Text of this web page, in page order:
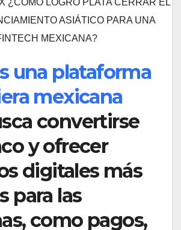
¿CÓMO LOGRÓ PLATA CERRAR EL
ASIÁTICO PARA UNA
MEXICANA?
una plataforma
mexicana
convertirse
y ofrecer
digitales más
para las
como pagos,